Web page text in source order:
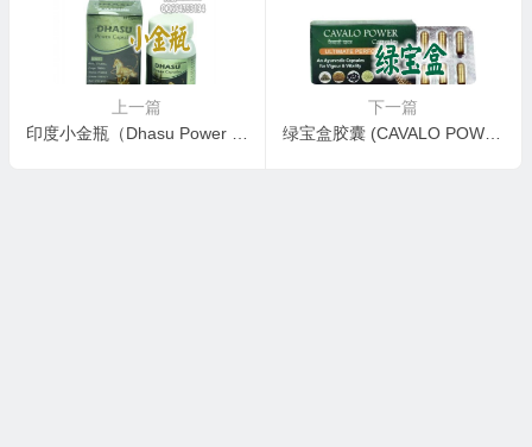
上一篇
下一篇
绿宝盒胶囊 (CAVALO POWER)：印度CINALA HERBAL公司代购的印度药阿育吠陀男性活力之源：绿宝盒